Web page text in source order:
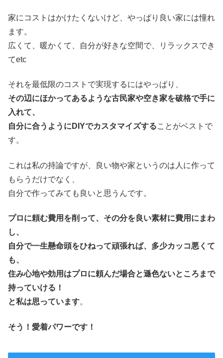
家にコストはかけたくないけど、やっぱり良い家には憧れ
ます。
広くて、暖かくて、自分が好きな空間で、リラックスでき
てetc
それを最低限のコストで実現するにはやっぱり、
その辺にほかってあるような古民家や空き家を破格で手に
入れて、
自分に合うようにDIYでカスタマイズすることがベストで
す。
これは私の持論ですが、良い物や家というのは人に作って
もらうだけでなく、
自分で作ってみても良いと思うんです。
プロに頼む費用を削って、その分を良い素材に費用にまわ
し、
自分で一生懸命頭をひねって頑張れば、多少カッコ悪くて
も、
住み心地や効用はプロに頼んだ場合と遜色ないところまで
持っていける！
と私は思っています。
そう！愛着パワーです！